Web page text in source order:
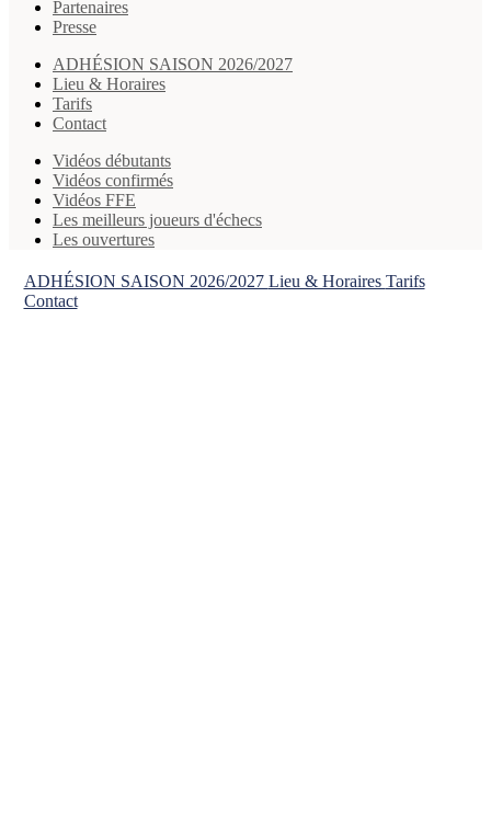
Partenaires
Presse
ADHÉSION SAISON 2026/2027
Lieu & Horaires
Tarifs
Contact
Vidéos débutants
Vidéos confirmés
Vidéos FFE
Les meilleurs joueurs d'échecs
Les ouvertures
ADHÉSION SAISON 2026/2027 Lieu & Horaires Tarifs
Contact